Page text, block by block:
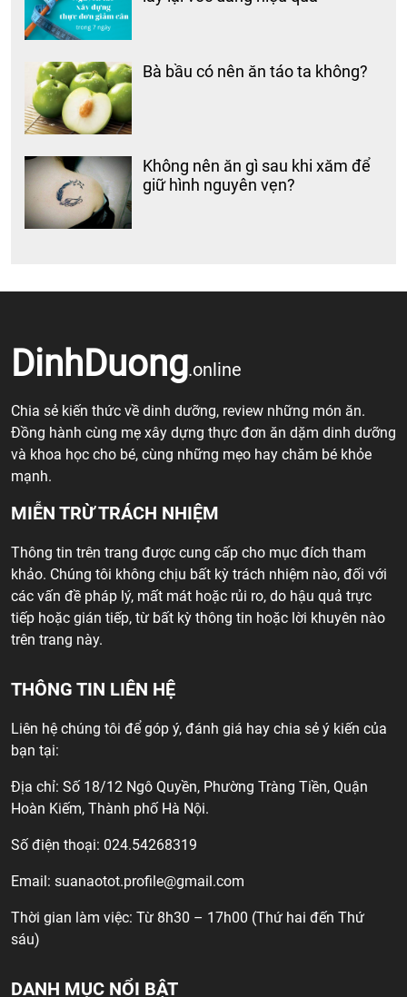
Bà bầu có nên ăn táo ta không?
Không nên ăn gì sau khi xăm để
giữ hình nguyên vẹn?
DinhDuong.online
Chia sẻ kiến thức về dinh dưỡng, review những món ăn.
Đồng hành cùng mẹ xây dựng thực đơn ăn dặm dinh dưỡng
và khoa học cho bé, cùng những mẹo hay chăm bé khỏe
mạnh.
MIỄN TRỪ TRÁCH NHIỆM
Thông tin trên trang được cung cấp cho mục đích tham
khảo. Chúng tôi không chịu bất kỳ trách nhiệm nào, đối với
các vấn đề pháp lý, mất mát hoặc rủi ro, do hậu quả trực
tiếp hoặc gián tiếp, từ bất kỳ thông tin hoặc lời khuyên nào
trên trang này.
THÔNG TIN LIÊN HỆ
Liên hệ chúng tôi để góp ý, đánh giá hay chia sẻ ý kiến của
bạn tại:
Địa chỉ: Số 18/12 Ngô Quyền, Phường Tràng Tiền, Quận
Hoàn Kiếm, Thành phố Hà Nội.
Số điện thoại: 024.54268319
Email: suanaotot.profile@gmail.com
Thời gian làm việc: Từ 8h30 – 17h00 (Thứ hai đến Thứ
sáu)
DANH MỤC NỔI BẬT